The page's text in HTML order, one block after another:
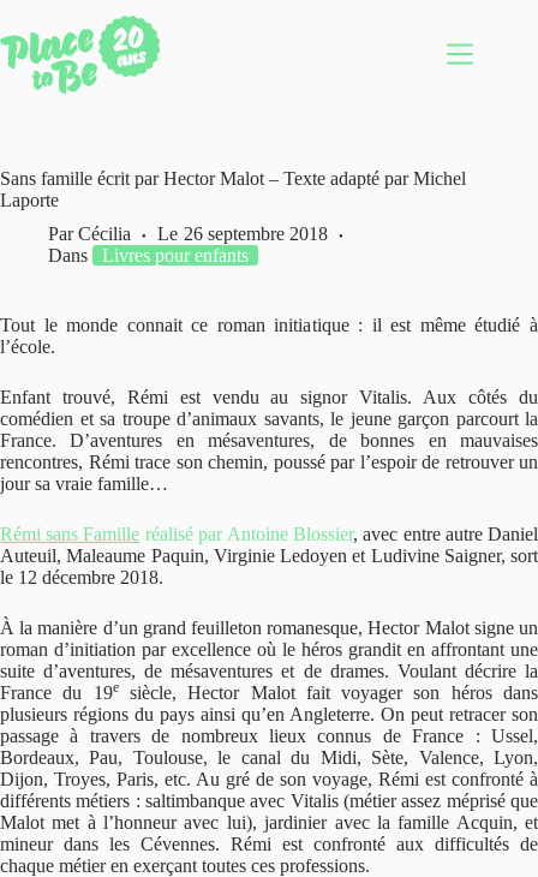
au
contenu
Sans famille écrit par Hector Malot – Texte adapté par Michel
Laporte
Par Cécilia Le 26 septembre 2018
Dans
Livres pour enfants
Tout le monde connait ce roman initiatique : il est même étudié à
l’école.
Enfant trouvé, Rémi est vendu au signor Vitalis. Aux côtés du
comédien et sa troupe d’animaux savants, le jeune garçon parcourt la
France. D’aventures en mésaventures, de bonnes en mauvaises
rencontres, Rémi trace son chemin, poussé par l’espoir de retrouver un
jour sa vraie famille…
Rémi sans Famille réalisé par Antoine Blossier, avec entre autre Daniel
Auteuil, Maleaume Paquin, Virginie Ledoyen et Ludivine Saigner, sort
le 12 décembre 2018.
À la manière d’un grand feuilleton romanesque, Hector Malot signe un
roman d’initiation par excellence où le héros grandit en affrontant une
suite d’aventures, de mésaventures et de drames. Voulant décrire la
France du 19esiècle, Hector Malot fait voyager son héros dans
plusieurs régions du pays ainsi qu’en Angleterre. On peut retracer son
passage à travers de nombreux lieux connus de France : Ussel,
Bordeaux, Pau, Toulouse, le canal du Midi, Sète, Valence, Lyon,
Dijon, Troyes, Paris, etc. Au gré de son voyage, Rémi est confronté à
différents métiers : saltimbanque avec Vitalis (métier assez méprisé que
Malot met à l’honneur avec lui), jardinier avec la famille Acquin, et
mineur dans les Cévennes. Rémi est confronté aux difficultés de
chaque métier en exerçant toutes ces professions.